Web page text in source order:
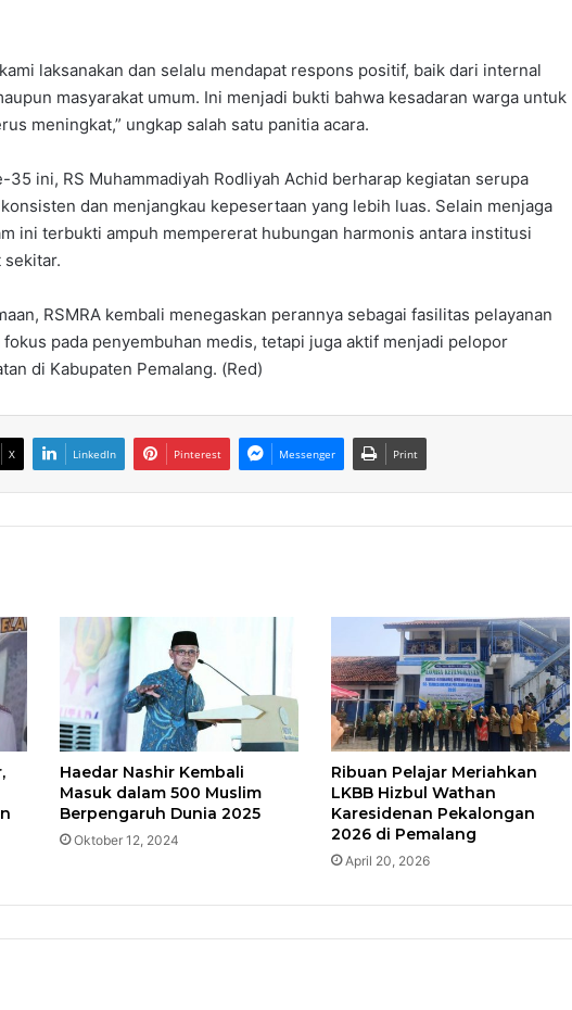
laksanakan dan selalu mendapat respons positif, baik dari internal
masyarakat umum. Ini menjadi bukti bahwa kesadaran warga untuk
meningkat,” ungkap salah satu panitia acara.​
ini, RS Muhammadiyah Rodliyah Achid berharap kegiatan serupa
dan menjangkau kepesertaan yang lebih luas. Selain menjaga
ini terbukti ampuh mempererat hubungan harmonis antara institusi
sekitar.
RSMRA kembali menegaskan perannya sebagai fasilitas pelayanan
pada penyembuhan medis, tetapi juga aktif menjadi pelopor
di Kabupaten Pemalang. (Red)
X LinkedIn Pinterest Messenger Print
Haedar Nashir Kembali
Masuk dalam 500 Muslim
Berpengaruh Dunia 2025
Oktober 12, 2024
Ribuan Pelajar Meriahkan
LKBB Hizbul Wathan
Karesidenan Pekalongan
2026 di Pemalang
April 20, 2026